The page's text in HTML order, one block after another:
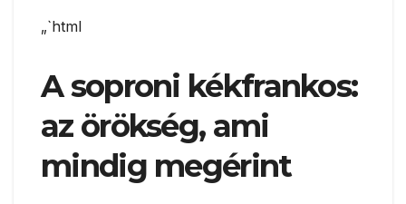
„`html
A soproni kékfrankos:
az örökség, ami
mindig megérint